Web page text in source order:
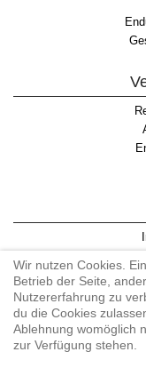
Wir nutzen Cookies.
Betrieb der Seite,
Nutzererfahrung zu
du die Cookies
Ablehnung womöglich
zur Verfügung stehen.